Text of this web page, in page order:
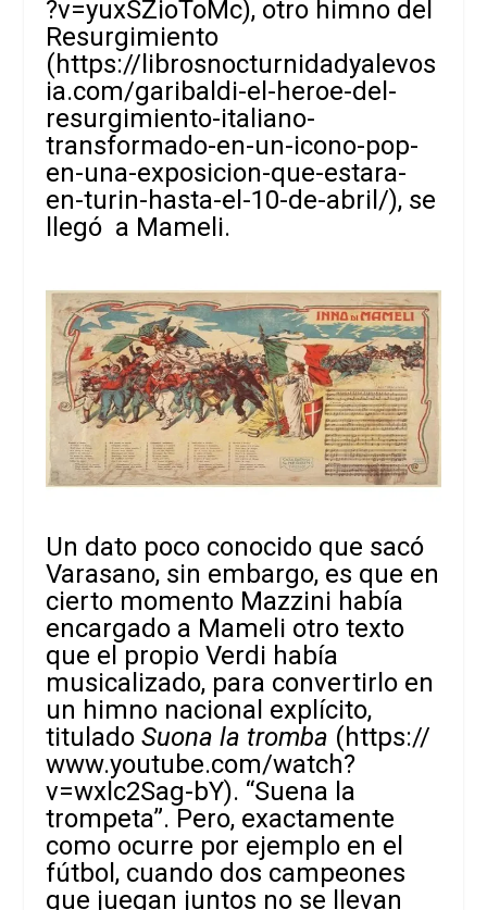
?v=yuxSZioToMc), otro himno del
Resurgimiento
(https://librosnocturnidadyalevos
ia.com/garibaldi-el-heroe-del-
resurgimiento-italiano-
transformado-en-un-icono-pop-
en-una-exposicion-que-estara-
en-turin-hasta-el-10-de-abril/), se
llegó a Mameli.
Un dato poco conocido que sacó
Varasano, sin embargo, es que en
cierto momento Mazzini había
encargado a Mameli otro texto
que el propio Verdi había
musicalizado, para convertirlo en
un himno nacional explícito,
tituladoSuona la tromba (https://
www.youtube.com/watch?
v=wxlc2Sag-bY). “Suena la
trompeta”. Pero, exactamente
como ocurre por ejemplo en el
fútbol, cuando dos campeones
que juegan juntos no se llevan